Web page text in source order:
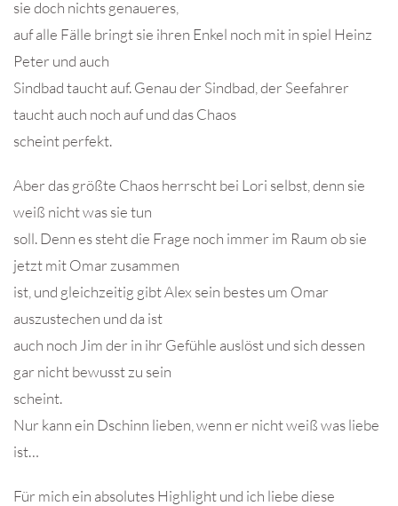
sie doch nichts genaueres,
auf alle Fälle bringt sie ihren Enkel noch mit in spiel Heinz
Peter und auch
Sindbad taucht auf. Genau der Sindbad, der Seefahrer
taucht auch noch auf und das Chaos
scheint perfekt.
Aber das größte Chaos herrscht bei Lori selbst, denn sie
weiß nicht was sie tun
soll. Denn es steht die Frage noch immer im Raum ob sie
jetzt mit Omar zusammen
ist, und gleichzeitig gibt Alex sein bestes um Omar
auszustechen und da ist
auch noch Jim der in ihr Gefühle auslöst und sich dessen
gar nicht bewusst zu sein
scheint.
Nur kann ein Dschinn lieben, wenn er nicht weiß was liebe
ist…
Für mich ein absolutes Highlight und ich liebe diese